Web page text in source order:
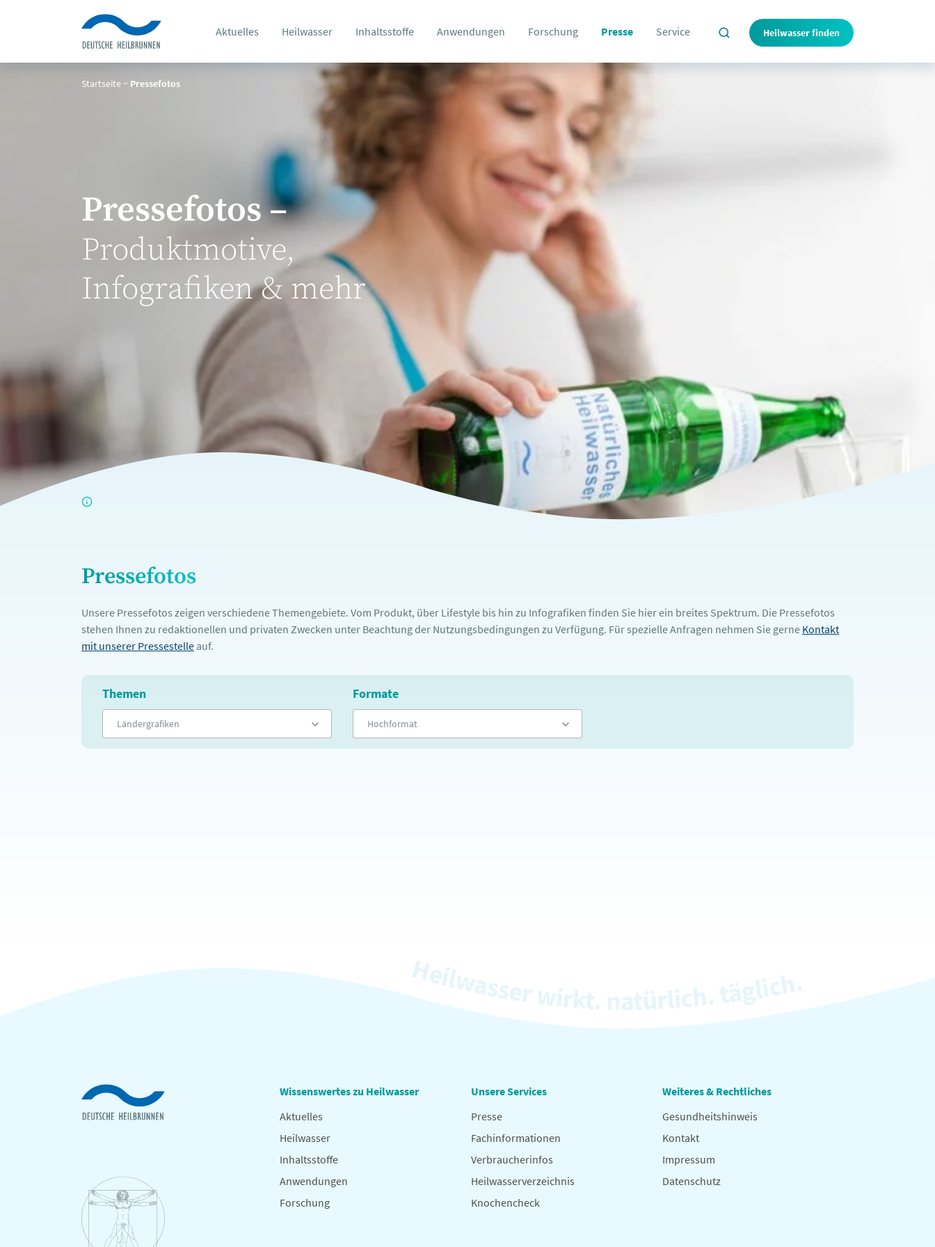
Aktuelles Heilwasser Inhaltsstoffe Anwendungen Forschung Presse Service Heilwasser finden
Startseite ~ Pressefotos
Pressefotos –
Produktmotive,
Infografiken & mehr
Pressefotos
Unsere Pressefotos zeigen verschiedene Themengebiete. Vom Produkt, über Lifestyle bis hin zu Infografiken finden Sie hier ein breites Spektrum. Die Pressefotos
stehen Ihnen zu redaktionellen und privaten Zwecken unter Beachtung der Nutzungsbedingungen zu Verfügung. Für spezielle Anfragen nehmen Sie gerne Kontakt
mit unserer Pressestelle auf.
Themen
Ländergrafiken
Formate
Hochformat
Wissenswertes zu Heilwasser
Aktuelles
Heilwasser
Inhaltsstoffe
Anwendungen
Forschung
Unsere Services
Presse
Fachinformationen
Verbraucherinfos
Heilwasserverzeichnis
Knochencheck
Weiteres & Rechtliches
Gesundheitshinweis
Kontakt
Impressum
Datenschutz